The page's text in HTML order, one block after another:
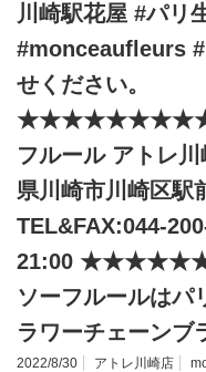
川崎駅花屋 #パリ
#monceaufleurs
せください。
フルール アトレ川
県川崎市川崎区駅
TEL&FAX:044-
21:00
ソーフルールはパ
ラワーチェーンブ
2022/8/30 アトレ川崎店